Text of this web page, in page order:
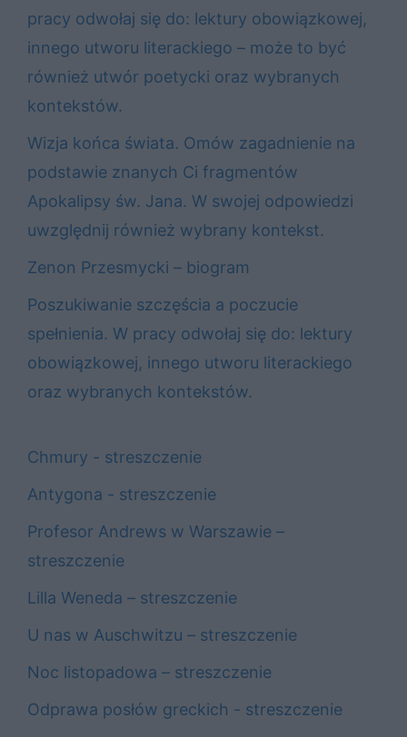
pracy odwołaj się do: lektury obowiązkowej,
innego utworu literackiego – może to być
również utwór poetycki oraz wybranych
kontekstów.
Wizja końca świata. Omów zagadnienie na
podstawie znanych Ci fragmentów
Apokalipsy św. Jana. W swojej odpowiedzi
uwzględnij również wybrany kontekst.
Zenon Przesmycki – biogram
Poszukiwanie szczęścia a poczucie
spełnienia. W pracy odwołaj się do: lektury
obowiązkowej, innego utworu literackiego
oraz wybranych kontekstów.
Chmury - streszczenie
Antygona - streszczenie
Profesor Andrews w Warszawie –
streszczenie
Lilla Weneda – streszczenie
U nas w Auschwitzu – streszczenie
Noc listopadowa – streszczenie
Odprawa posłów greckich - streszczenie